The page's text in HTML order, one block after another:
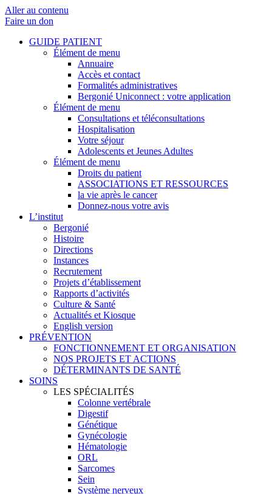
Aller au contenu
Faire un don
GUIDE PATIENT
Élément de menu
Annuaire
Accès et contact
Formalités administratives
Bergonié Uniconnect : votre application
Élément de menu
Consultations et téléconsultations
Hospitalisation
Votre séjour
Adolescents et Jeunes Adultes
Élément de menu
Droits du patient
ASSOCIATIONS ET RESSOURCES
la vie après le cancer
Donnez-nous votre avis
L’institut
Bergonié
Histoire
Directions
Instances
Recrutement
Projets d’établissement
Rapports d’activités
Culture & Santé
Actualités et Kiosque
English version
PRÉVENTION
FONCTIONNEMENT ET ORGANISATION
NOS PROJETS ET ACTIONS
DÉTERMINANTS DE SANTÉ
SOINS
LES SPÉCIALITÉS
Colonne vertébrale
Digestif
Génétique
Gynécologie
Hématologie
ORL
Sarcomes
Sein
Système nerveux